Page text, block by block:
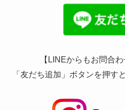
【LINEからもお問合
「友だち追加」ボタンを押す